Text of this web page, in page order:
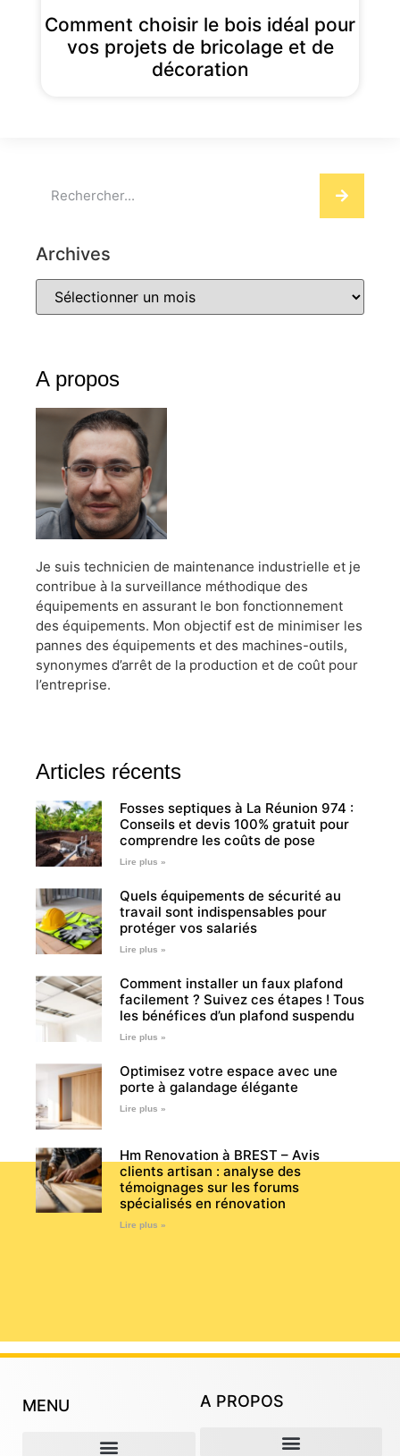
Comment choisir le bois idéal pour
vos projets de bricolage et de
décoration
Archives
A propos
Je suis technicien de maintenance industrielle et je
contribue à la surveillance méthodique des
équipements en assurant le bon fonctionnement
des équipements. Mon objectif est de minimiser les
pannes des équipements et des machines-outils,
synonymes d’arrêt de la production et de coût pour
l’entreprise.
Articles récents
Fosses septiques à La Réunion 974 :
Conseils et devis 100% gratuit pour
comprendre les coûts de pose
Lire plus »
Quels équipements de sécurité au
travail sont indispensables pour
protéger vos salariés
Lire plus »
Comment installer un faux plafond
facilement ? Suivez ces étapes ! Tous
les bénéfices d’un plafond suspendu
Lire plus »
Optimisez votre espace avec une
porte à galandage élégante
Lire plus »
Hm Renovation à BREST – Avis
clients artisan : analyse des
témoignages sur les forums
spécialisés en rénovation
Lire plus »
MENU A PROPOS